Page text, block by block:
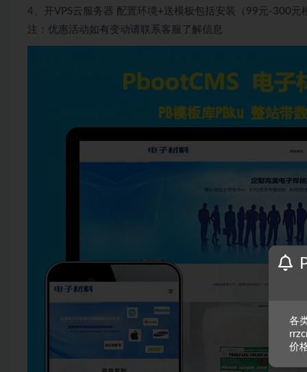
4、开VPS云服务器 配置环境+送模板包括安装（99元-300元
注：优惠活动如有变动请联系客服了解信息
各
价